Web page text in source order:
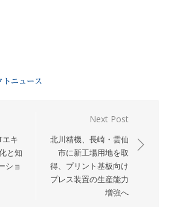
トニュース
エキ
と知
ショ
Next Post
北川精機、長崎・雲仙
市に新工場用地を取
得、プリント基板向け
プレス装置の生産能力
増強へ